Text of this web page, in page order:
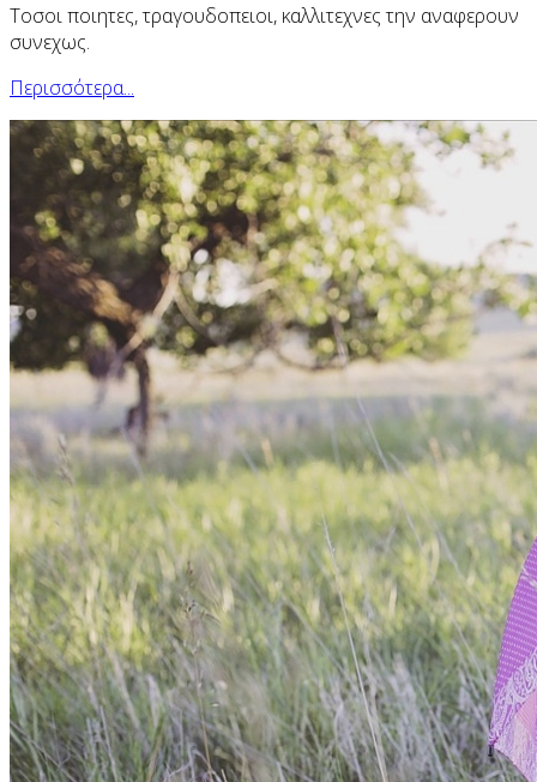
Τοσοι ποιητες, τραγουδοπειοι, καλλιτεχνες την αναφερουν
συνεχως.
Περισσότερα...